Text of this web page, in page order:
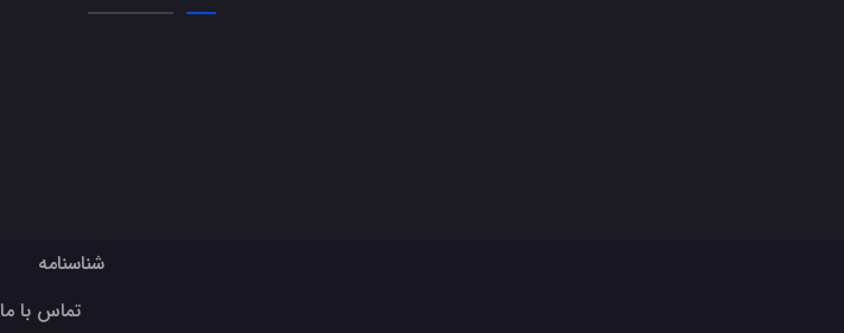
شناسنامه
تماس با ما